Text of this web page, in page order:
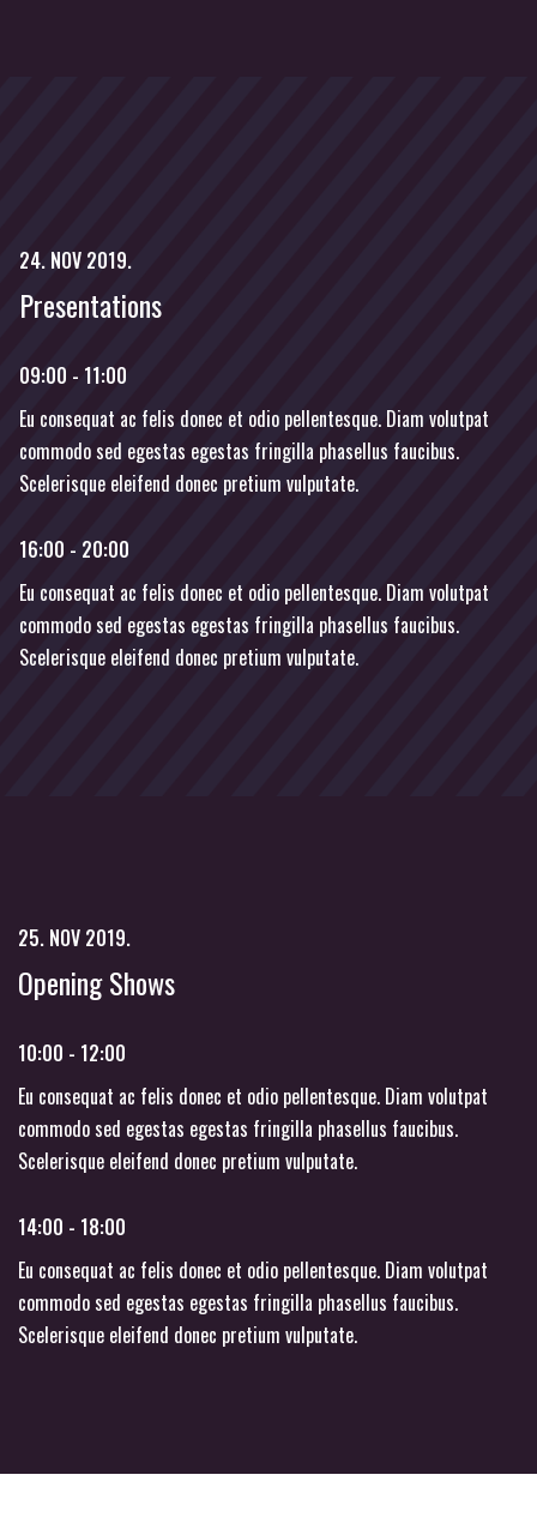
24. NOV 2019.
Presentations
09:00 - 11:00
Eu consequat ac felis donec et odio pellentesque. Diam volutpat
commodo sed egestas egestas fringilla phasellus faucibus.
Scelerisque eleifend donec pretium vulputate.
16:00 - 20:00
Eu consequat ac felis donec et odio pellentesque. Diam volutpat
commodo sed egestas egestas fringilla phasellus faucibus.
Scelerisque eleifend donec pretium vulputate.
25. NOV 2019.
Opening Shows
10:00 - 12:00
Eu consequat ac felis donec et odio pellentesque. Diam volutpat
commodo sed egestas egestas fringilla phasellus faucibus.
Scelerisque eleifend donec pretium vulputate.
14:00 - 18:00
Eu consequat ac felis donec et odio pellentesque. Diam volutpat
commodo sed egestas egestas fringilla phasellus faucibus.
Scelerisque eleifend donec pretium vulputate.